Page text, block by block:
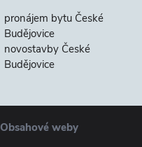
pronájem bytu České
Budějovice
novostavby České
Budějovice
Obsahové weby